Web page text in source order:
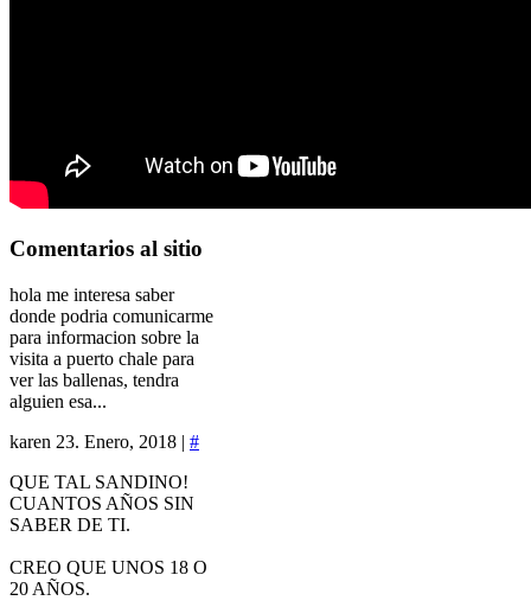
Comentarios al sitio
hola me interesa saber
donde podria comunicarme
para informacion sobre la
visita a puerto chale para
ver las ballenas, tendra
alguien esa...
karen 23. Enero, 2018 | #
QUE TAL SANDINO!
CUANTOS AÑOS SIN
SABER DE TI.
CREO QUE UNOS 18 O
20 AÑOS.